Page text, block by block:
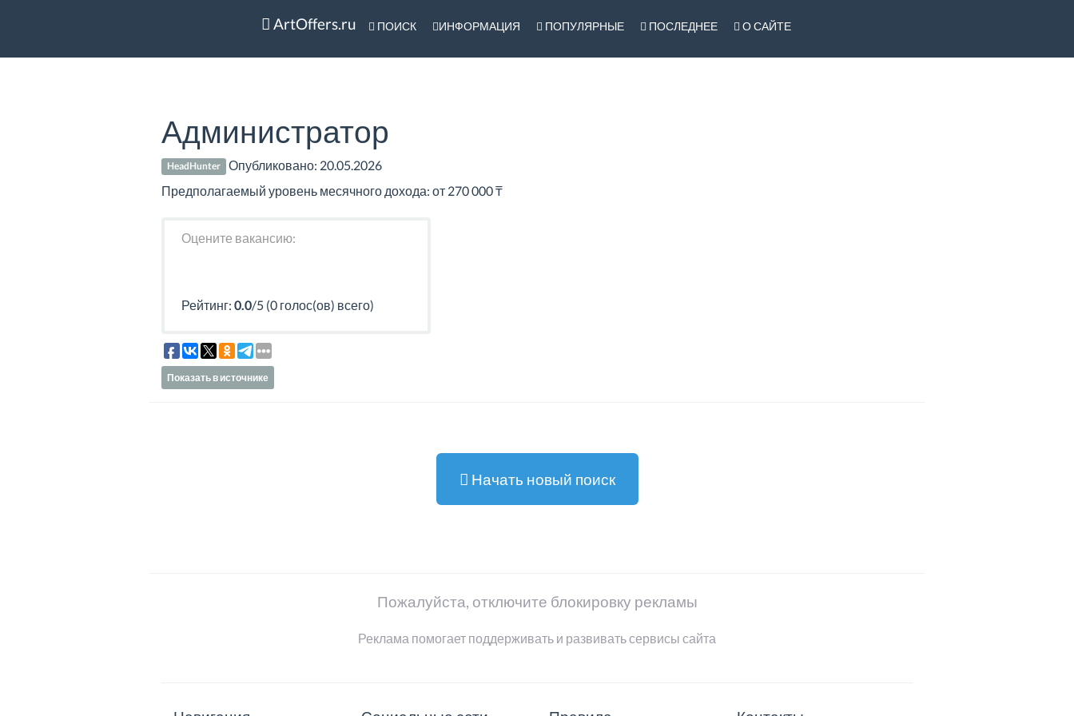
ArtOffers.ru ПОИСК ИНФОРМАЦИЯ ПОПУЛЯРНЫЕ ПОСЛЕДНЕЕ О САЙТЕ
Администратор
HeadHunter Опубликовано: 20.05.2026
Предполагаемый уровень месячного дохода: от 270 000 ₸
Оцените вакансию:
Рейтинг: 0.0/5 (0 голос(ов) всего)
Показать в источнике
Начать новый поиск
Пожалуйста, отключите блокировку рекламы
Реклама помогает поддерживать и развивать сервисы сайта